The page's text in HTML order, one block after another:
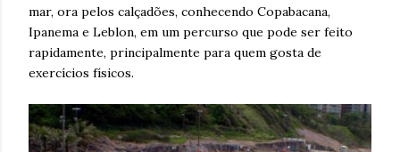
mar, ora pelos calçadões, conhecendo Copabacana,
Ipanema e Leblon, em um percurso que pode ser feito
rapidamente, principalmente para quem gosta de
exercícios físicos.